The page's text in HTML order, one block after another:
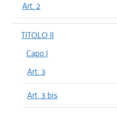
Art. 2
TITOLO II
Capo I
Art. 3
Art. 3 bis